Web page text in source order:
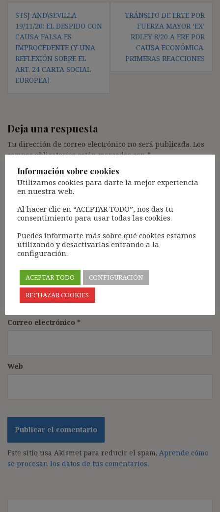
de
entradas
STSJ AND\SEVILLA
19/11/20: EL DESPIDO CON
CAUSA FALSA ES
IMPROCEDENTE (Y UNA
REFLEXIÓN SOBRE EL
ART. 24 CARTA SOCIAL
EUROPEA)
TRÁNSITO DE ERTE POR
FUERZA MAYOR ‘EX’
RDLEY 8/20 A ERE POR
CAUSA ECONÓMICA:
PRIMERAS REACCIONES
Deja una respuesta
Tu dirección de correo electrónico no será publicada. Los
campos obligatorios están marcados con*
Comentario*
Nombre*
Correo electrónico *
Web
Este sitio usa Akismet para reducir el spam. Aprende cómo
se procesan los datos de tus comentarios.
Información sobre cookies
Utilizamos cookies para darte la mejor experiencia
en nuestra web.
Al hacer clic en “ACEPTAR TODO”, nos das tu
consentimiento para usar todas las cookies.
Puedes informarte más sobre qué cookies estamos
utilizando y desactivarlas entrando a la
configuración.
ACEPTAR TODO
CONFIGURACIÓN
RECHAZAR COOKIES